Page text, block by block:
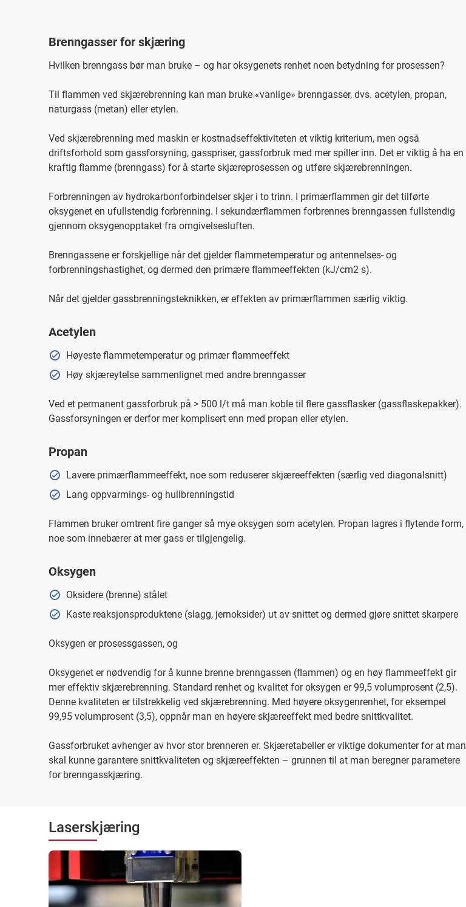
Brenngasser for skjæring
Hvilken brenngass bør man bruke – og har oksygenets renhet noen betydning for prosessen?
Til flammen ved skjærebrenning kan man bruke «vanlige» brenngasser, dvs. acetylen, propan,
naturgass (metan) eller etylen.
Ved skjærebrenning med maskin er kostnadseffektiviteten et viktig kriterium, men også
driftsforhold som gassforsyning, gasspriser, gassforbruk med mer spiller inn. Det er viktig å ha en
kraftig flamme (brenngass) for å starte skjæreprosessen og utføre skjærebrenningen.
Forbrenningen av hydrokarbonforbindelser skjer i to trinn. I primærflammen gir det tilførte
oksygenet en ufullstendig forbrenning. I sekundærflammen forbrennes brenngassen fullstendig
gjennom oksygenopptaket fra omgivelsesluften.
Brenngassene er forskjellige når det gjelder flammetemperatur og antennelses- og
forbrenningshastighet, og dermed den primære flammeeffekten (kJ/cm2 s).
Når det gjelder gassbrenningsteknikken, er effekten av primærflammen særlig viktig.
Acetylen
Høyeste flammetemperatur og primær flammeeffekt
Høy skjæreytelse sammenlignet med andre brenngasser
Ved et permanent gassforbruk på > 500 l/t må man koble til flere gassflasker (gassflaskepakker).
Gassforsyningen er derfor mer komplisert enn med propan eller etylen.
Propan
Lavere primærflammeeffekt, noe som reduserer skjæreeffekten (særlig ved diagonalsnitt)
Lang oppvarmings- og hullbrenningstid
Flammen bruker omtrent fire ganger så mye oksygen som acetylen. Propan lagres i flytende form,
noe som innebærer at mer gass er tilgjengelig.
Oksygen
Oksidere (brenne) stålet
Kaste reaksjonsproduktene (slagg, jernoksider) ut av snittet og dermed gjøre snittet skarpere
Oksygen er prosessgassen, og
Oksygenet er nødvendig for å kunne brenne brenngassen (flammen) og en høy flammeeffekt gir
mer effektiv skjærebrenning. Standard renhet og kvalitet for oksygen er 99,5 volumprosent (2,5).
Denne kvaliteten er tilstrekkelig ved skjærebrenning. Med høyere oksygenrenhet, for eksempel
99,95 volumprosent (3,5), oppnår man en høyere skjæreeffekt med bedre snittkvalitet.
Gassforbruket avhenger av hvor stor brenneren er. Skjæretabeller er viktige dokumenter for at man
skal kunne garantere snittkvaliteten og skjæreeffekten – grunnen til at man beregner parametere
for brenngasskjæring.
Laserskjæring